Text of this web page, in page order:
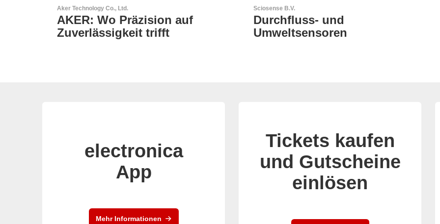
Sciosense B.V.
Durchfluss- und
Umweltsensoren
RECOM Power GmbH
AC/DC- & DC/DC-Wandler
electronica
App
Mehr Informationen
Tickets kaufen
und Gutscheine
einlösen